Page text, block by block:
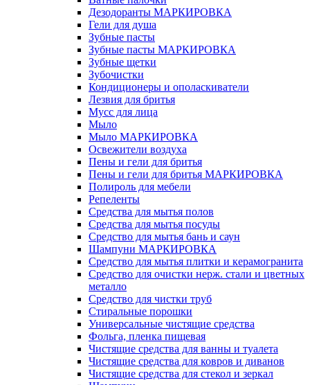
Дезодоранты МАРКИРОВКА
Гели для душа
Зубные пасты
Зубные пасты МАРКИРОВКА
Зубные щетки
Зубочистки
Кондиционеры и ополаскиватели
Лезвия для бритья
Мусс для лица
Мыло
Мыло МАРКИРОВКА
Освежители воздуха
Пены и гели для бритья
Пены и гели для бритья МАРКИРОВКА
Полироль для мебели
Репеленты
Средства для мытья полов
Средства для мытья посуды
Средство для мытья бань и саун
Шампуни МАРКИРОВКА
Средство для мытья плитки и керамогранита
Средство для очистки нерж. стали и цветных
металло
Средство для чистки труб
Стиральные порошки
Универсальные чистящие средства
Фольга, пленка пищевая
Чистящие средства для ванны и туалета
Чистящие средства для ковров и диванов
Чистящие средства для стекол и зеркал